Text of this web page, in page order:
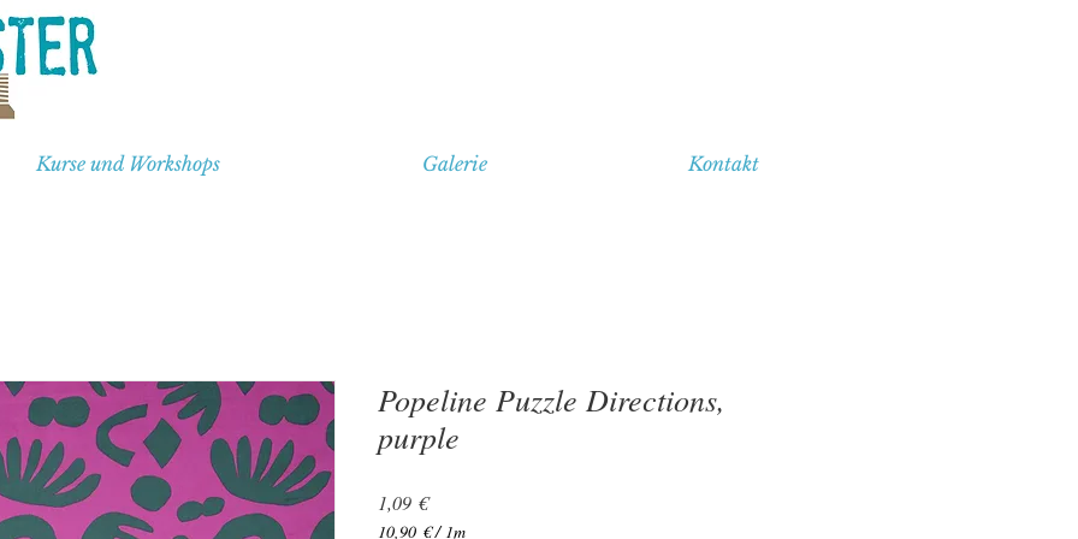
Kurse und Workshops Galerie Kontakt
Popeline Puzzle Directions,
purple
1,09 €Preis
10,90 € /1m